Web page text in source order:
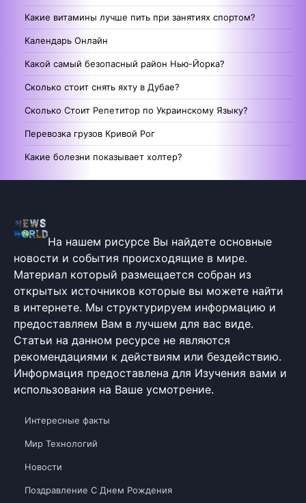
Какие витамины лучше пить при занятиях спортом?
Календарь Онлайн
Какой самый безопасный район Нью-Йорка?
Сколько стоит снять яхту в Дубае?
Сколько Стоит Репетитор по Украинскому Языку?
Перевозка грузов Кривой Рог
Какие болезни показывает холтер?
На нашем рисурсе Вы найдете основные
новости и события происходящие в мире.
Материал который размещается собран из
открытых источников которые вы можете найти
в интернете. Мы структурируем информацию и
предоставляем Вам в лучшем для вас виде.
Статьи на данном ресурсе не являются
рекомендациями к действиям или бездействию.
Информация предоставлена для Изучения вами и
использования на Ваше усмотрение.
Интересные факты
Мир Технологий
Новости
Поздравление С Днем Рождения